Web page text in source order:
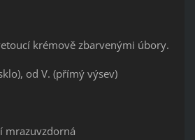
krémově zbarvenými úbory.
od V. (přímý výsev)
mrazuvzdorná